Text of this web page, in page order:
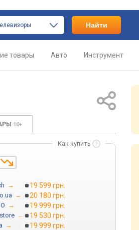
Найти
товары Авто Инструмент
10+
Как купить
→ 19 599 грн.
→ 20 180 грн.
→ 19 999 грн.
→ 19 530 грн.
→
19 999 грн.